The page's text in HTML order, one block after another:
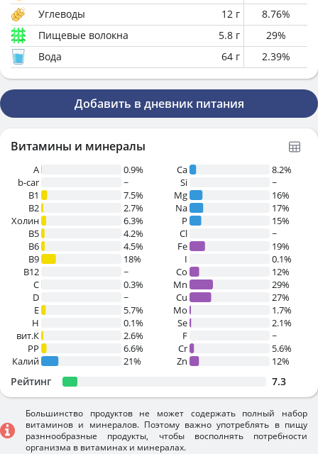
Углеводы
12 г 8.76%
Пищевые волокна
5.8 г 29%
Вода
64 г 2.39%
Добавить в дневник питания
Витамины и минералы
A
0.9%
b-car
~
В1
7.5%
B2
2.7%
Холин
6.3%
B5
4.2%
B6
4.5%
B9
18%
B12
~
C
0.3%
D
~
E
5.7%
H
0.1%
вит.К
2.6%
PP
6.6%
Калий
21%
Ca
8.2%
Si
~
Mg
16%
Na
17%
P
15%
Cl
~
Fe
19%
I
0.1%
Co
12%
Mn
29%
Cu
27%
Mo
1.7%
Se
2.1%
F
~
Cr
5.6%
Zn
12%
Рейтинг 7.3
Большинство продуктов не может содержать полный набор
витаминов и минералов. Поэтому важно употреблять в пищу
разннообразные продукты, чтобы восполнять потребности
организма в витаминах и минералах.